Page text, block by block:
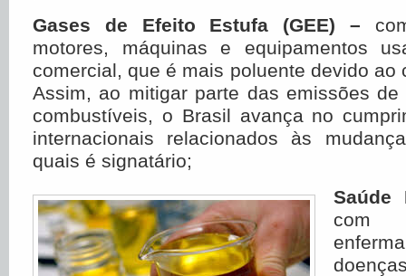
Gases de Efeito Estufa (GEE) –
motores, máquinas e equipamentos
comercial, que é mais poluente devido ao
Assim, ao mitigar parte das emissões
combustíveis, o Brasil avança no
internacionais relacionados às
quais é signatário;
Saúde
com